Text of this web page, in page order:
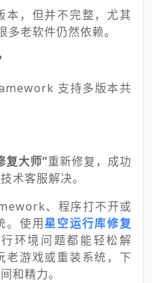
本，但并不完整，尤其
老软件仍然依赖。
支持多版本共
复大师”重新修复，成功
术客服解决。
、程序打不开或
。使用星空运行库修复
环境问题都能轻松解
老游戏或重装系统，下
和精力。